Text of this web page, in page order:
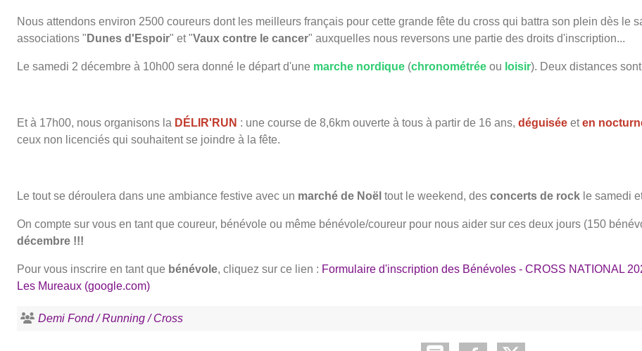
Nous attendons environ 2500 coureurs dont les meilleurs français pour cette grande fête du cross qui battra son plein dès le
associations " Dunes d'Espoir" et "Vaux contre le cancer" auxquelles nous reversons une partie des droits d'inscription...
Le samedi 2 décembre à 10h00 sera donné le départ d'une marche nordique (chronométrée ou loisir). Deux distances
Et à 17h00, nous organisons la DÉLIR'RUN : une course de 8,6km ouverte à tous à partir de 16 ans, déguisée eten
ceux non licenciés qui souhaitent se joindre à la fête.
Le tout se déroulera dans une ambiance festive avec un marché de Noël tout le weekend, des concerts de rock le samedi
On compte sur vous en tant que coureur, bénévole ou même bénévole/coureur pour nous aider sur ces deux jours (150
décembre !!!
Pour vous inscrire en tant que bénévole, cliquez sur ce lien : Formulaire d'inscription des Bénévoles - CROSS NATIONAL
Les Mureaux (google.com)
Demi Fond / Running / Cross